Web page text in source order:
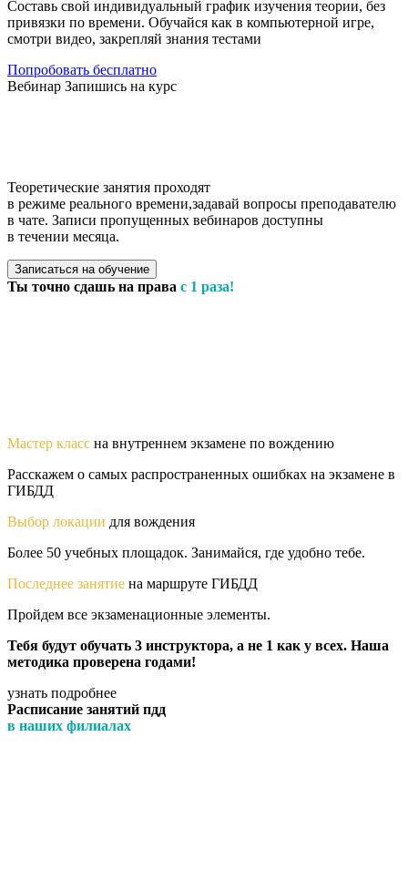
Составь свой индивидуальный график изучения теории, без
привязки по времени. Обучайся как в компьютерной игре,
смотри видео, закрепляй знания тестами
Попробовать бесплатно
Вебинар Запишись на курс
Теоретические занятия проходят
в режиме реального времени,задавай вопросы преподавателю
в чате. Записи пропущенных вебинаров доступны
в течении месяца.
Записаться на обучение
Ты точно сдашь на права с 1 раза!
Мастер класс на внутреннем экзамене по вождению
Расскажем о самых распространенных ошибках на экзамене в
ГИБДД
Выбор локации для вождения
Более 50 учебных площадок. Занимайся, где удобно тебе.
Последнее занятие на маршруте ГИБДД
Пройдем все экзаменационные элементы.
Тебя будут обучать 3 инструктора, а не 1 как у всех. Наша
методика проверена годами!
узнать подробнее
Расписание занятий пдд
в наших филиалах